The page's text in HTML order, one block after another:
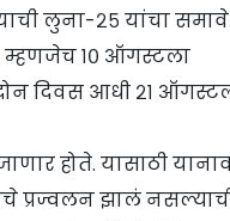
लुना-२५ यांचा
म्हणजेच १० ऑगस्टला
दिवस आधी २१
होते. यासाठी
प्रज्वलन झालं